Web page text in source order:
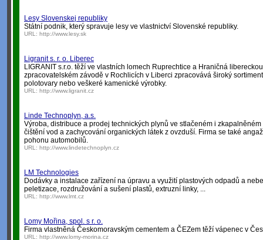
Lesy Slovenskej republiky
Státní podnik, který spravuje lesy ve vlastnictví Slovenské republiky.
URL: http://www.lesy.sk
Ligranit s. r. o. Liberec
LIGRANIT s.r.o. těží ve vlastních lomech Ruprechtice a Hraničná
zpracovatelském závodě v Rochlicích v Liberci zpracovává široký
polotovary nebo veškeré kamenické výrobky.
URL: http://www.ligranit.cz
Linde Technoplyn, a.s.
Výroba, distribuce a prodej technických plynů ve stlačeném i
čištění vod a zachycování organických látek z ovzduší. Firma se také
pohonu automobilů.
URL: http://www.lindetechnoplyn.cz
LM Technologies
Dodávky a instalace zařízení na úpravu a využití plastových odpadů a
peletizace, rozdružování a sušení plastů, extruzní linky, ...
URL: http://www.lmt.cz
Lomy Mořina, spol. s r. o.
Firma vlastněná Českomoravským cementem a ČEZem těží vápenec v
URL: http://www.lomy-morina.cz